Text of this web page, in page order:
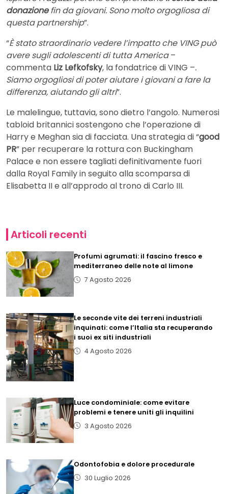
donazionefin da giovani. Sono molto orgogliosa di
questa partnership”.
“È stato straordinario vedere l’impatto che VING può
avere sugli adolescenti di tutta America–
commenta Liz Lefkofsky, la fondatrice di VING –.
Siamo orgogliosi di poter aiutare i giovani a fare la
differenza, aiutando gli altri”.
Le malelingue, tuttavia, sono dietro l’angolo. Numerosi
tabloid britannici sostengono che l’operazione di
Harry e Meghan sia di facciata. Una strategia di “good
PR” per recuperare la rottura con Buckingham
Palace e non essere tagliati definitivamente fuori
dalla Royal Family in seguito alla scomparsa di
Elisabetta II e all’approdo al trono di Carlo III.
Articoli recenti
Profumi agrumati: il fascino fresco e
mediterraneo delle note al limone
7 Agosto 2026
Le seconde vite dei terreni industriali
inquinati: come l’Italia sta recuperando
i suoi ex siti industriali
4 Agosto 2026
Luce condominiale: come evitare
problemi e tenere uniti gli inquilini
3 Agosto 2026
Odontofobia e dolore procedurale
30 Luglio 2026